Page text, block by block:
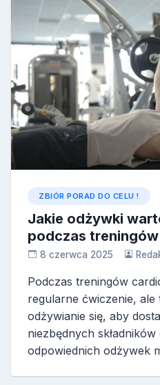
ZBIÓR PORAD DO CELU !
Jakie odżywki
podczas
8 czerwca 2025
Podczas treningów
regularne ćwiczenie, ale
odżywianie się, aby
niezbędnych
odpowiednich odżywek